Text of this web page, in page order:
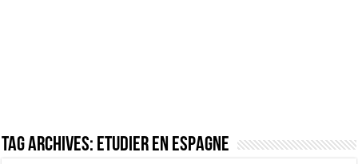
Tag Archives: Etudier en Espagne